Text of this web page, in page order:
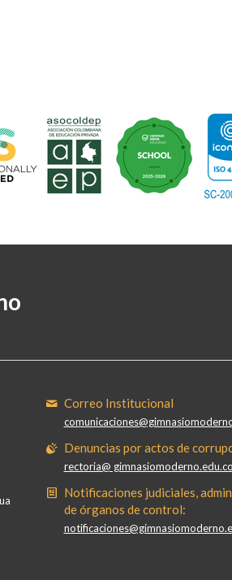
Correo Institucional
Denuncias por actos de
rectoria@ gimnasiomoderno.edu.co
Notificaciones judiciales,
de órganos de control: